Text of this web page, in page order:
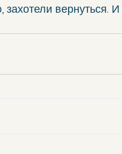
вернуться.